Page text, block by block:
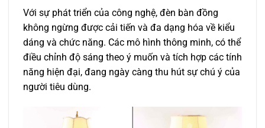
Với sự phát triển của công nghệ, đèn bàn đồng
không ngừng được cải tiến và đa dạng hóa về kiểu
dáng và chức năng. Các mô hình thông minh, có thể
điều chỉnh độ sáng theo ý muốn và tích hợp các tính
năng hiện đại, đang ngày càng thu hút sự chú ý của
người tiêu dùng.